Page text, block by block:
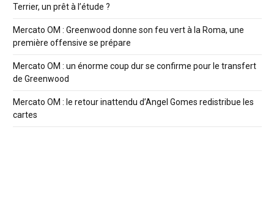
Terrier, un prêt à l’étude ?
Mercato OM : Greenwood donne son feu vert à la Roma, une
première offensive se prépare
Mercato OM : un énorme coup dur se confirme pour le transfert
de Greenwood
Mercato OM : le retour inattendu d’Angel Gomes redistribue les
cartes